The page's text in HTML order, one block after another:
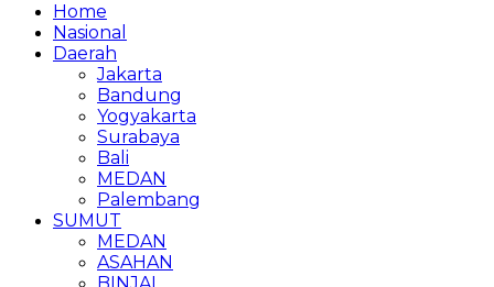
Home
Nasional
Daerah
Jakarta
Bandung
Yogyakarta
Surabaya
Bali
MEDAN
Palembang
SUMUT
MEDAN
ASAHAN